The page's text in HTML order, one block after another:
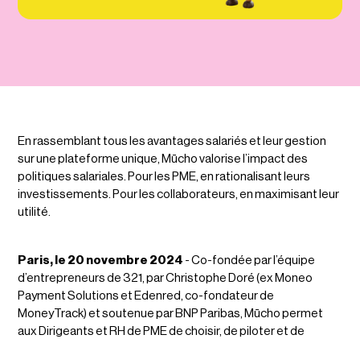
En rassemblant tous les avantages salariés et leur gestion
sur une plateforme unique, Mūcho valorise l’impact des
politiques salariales. Pour les PME, en rationalisant leurs
investissements. Pour les collaborateurs, en maximisant leur
utilité.
Paris, le 20 novembre 2024 - Co-fondée par l’équipe
d’entrepreneurs de 321, par Christophe Doré (ex Moneo
Payment Solutions et Edenred, co-fondateur de
MoneyTrack) et soutenue par BNP Paribas, Mūcho permet
aux Dirigeants et RH de PME de choisir, de piloter et de